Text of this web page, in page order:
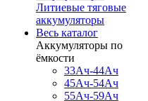
Литиевые тяговые
аккумуляторы
Весь каталог
Аккумуляторы по
ёмкости
33Ач-44Ач
45Ач-54Ач
55Ач-59Ач